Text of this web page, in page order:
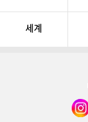
세계